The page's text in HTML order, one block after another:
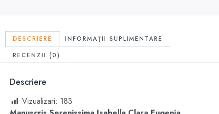
DESCRIERE
INFORMAȚII SUPLIMENTARE
RECENZII (0)
Descriere
Vizualizari: 183